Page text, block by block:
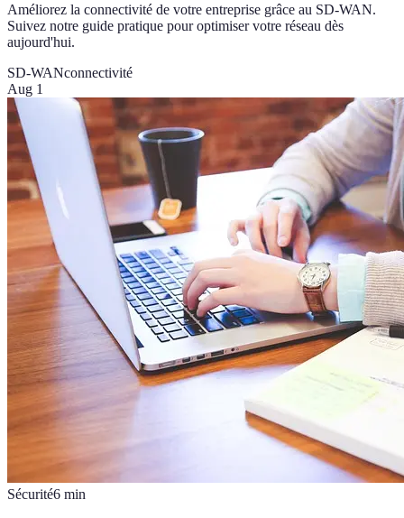
Améliorez la connectivité de votre entreprise grâce au SD-WAN.
Suivez notre guide pratique pour optimiser votre réseau dès
aujourd'hui.
SD-WANconnectivité
Aug 1
Sécurité6 min